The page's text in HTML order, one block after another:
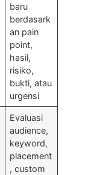
baru
berdasark
an pain
point,
hasil,
risiko,
bukti, atau
urgensi
Evaluasi
audience,
keyword,
placement
, custom